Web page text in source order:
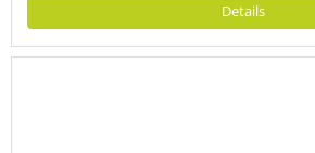
Details